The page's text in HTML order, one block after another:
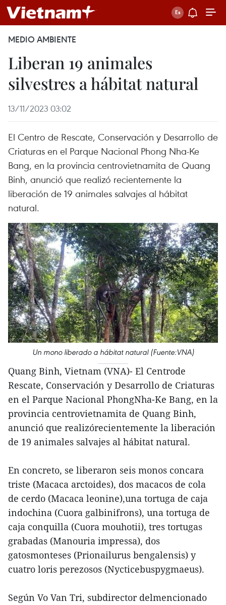
MEDIO AMBIENTE
Liberan 19 animales
silvestres a hábitat natural
13/11/2023 03:02
El Centro de Rescate, Conservación y Desarrollo de
Criaturas en el Parque Nacional Phong Nha-Ke
Bang, en la provincia centrovietnamita de Quang
Binh, anunció que realizó recientemente la
liberación de 19 animales salvajes al hábitat
natural.
Un mono liberado a hábitat natural (Fuente:VNA)
Quang Binh, Vietnam (VNA)- El Centrode
Rescate, Conservación y Desarrollo de Criaturas
en el Parque Nacional PhongNha-Ke Bang, en la
provincia centrovietnamita de Quang Binh,
anunció que realizórecientemente la liberación
de 19 animales salvajes al hábitat natural.
En concreto, se liberaron seis monos concara
triste (Macaca arctoides), dos macacos de cola
de cerdo (Macaca leonine),una tortuga de caja
indochina (Cuora galbinifrons), una tortuga de
caja conquilla (Cuora mouhotii), tres tortugas
grabadas (Manouria impressa), dos
gatosmonteses (Prionailurus bengalensis) y
cuatro loris perezosos (Nycticebuspygmaeus).
Según Vo Van Tri, subdirector delmencionado